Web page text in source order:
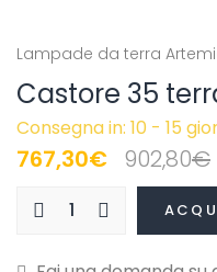
Lampade da terra
Castore 35
Consegna in: 10 - 15
902,80€Il
767,30€
Il